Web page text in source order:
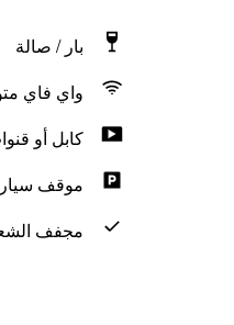
بار / صالة
واي فاي
كابل أو
موقف
مجفف